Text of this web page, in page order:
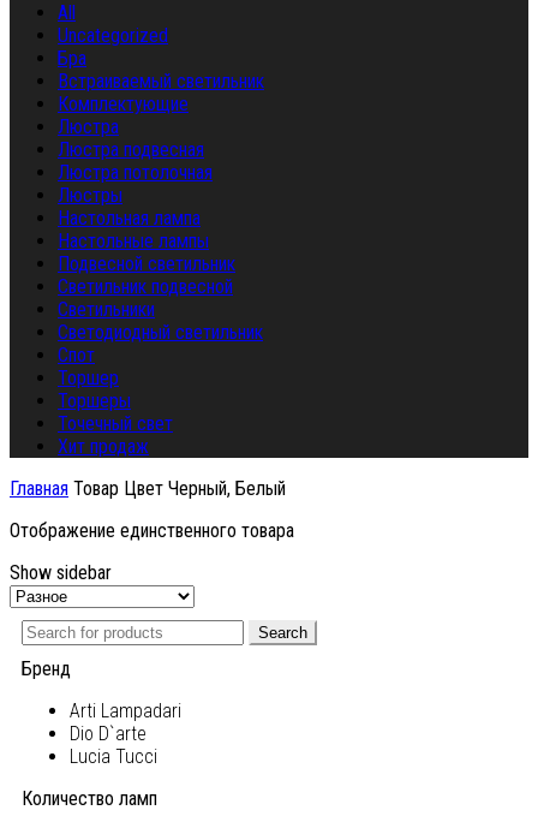
All
Uncategorized
Бра
Встраиваемый светильник
Комплектующие
Люстра
Люстра подвесная
Люстра потолочная
Люстры
Настольная лампа
Настольные лампы
Подвесной светильник
Светильник подвесной
Светильники
Светодиодный светильник
Спот
Торшер
Торшеры
Точечный свет
Хит продаж
Главная Товар Цвет Черный, Белый
Отображение единственного товара
Show sidebar
Search
Бренд
Arti Lampadari
Dio D`arte
Lucia Tucci
Количество ламп